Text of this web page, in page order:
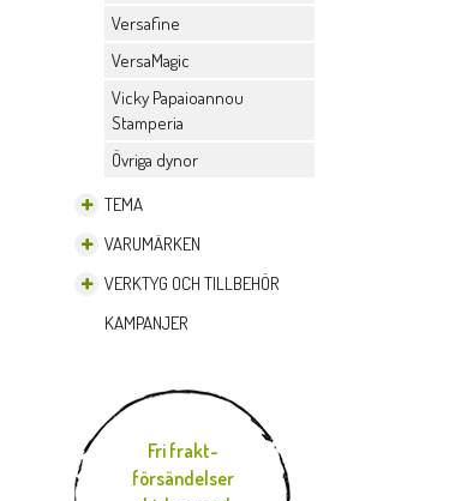
Versafine
VersaMagic
Vicky Papaioannou
Stamperia
Övriga dynor
TEMA
VARUMÄRKEN
VERKTYG OCH TILLBEHÖR
KAMPANJER
Fri frakt-
försändelser